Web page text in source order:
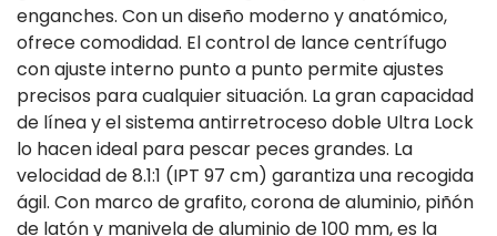
enganches. Con un diseño moderno y anatómico,
ofrece comodidad. El control de lance centrífugo
con ajuste interno punto a punto permite ajustes
precisos para cualquier situación. La gran capacidad
de línea y el sistema antirretroceso doble Ultra Lock
lo hacen ideal para pescar peces grandes. La
velocidad de 8.1:1 (IPT 97 cm) garantiza una recogida
ágil. Con marco de grafito, corona de aluminio, piñón
de latón y manivela de aluminio de 100 mm, es la